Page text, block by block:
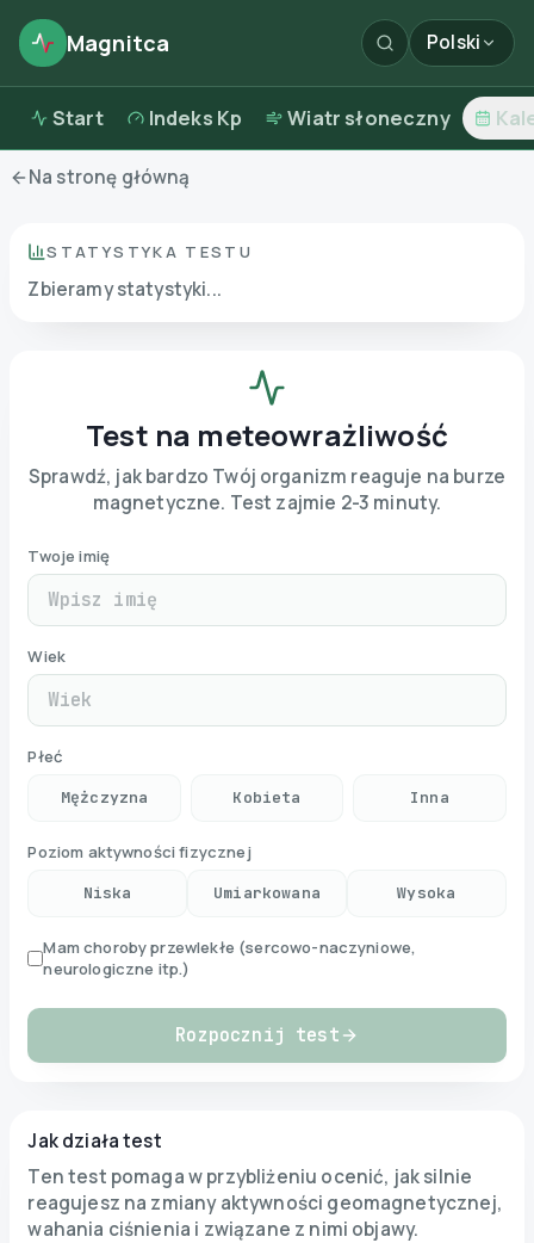
Magnitca Polski
Start Indeks Kp Wiatr słoneczny
Na stronę główną
STATYSTYKA TESTU
Zbieramy statystyki...
Test na meteowrażliwość
Sprawdź, jak bardzo Twój organizm reaguje na burze
magnetyczne. Test zajmie 2-3 minuty.
Twoje imię
Wiek
Płeć
Mężczyzna Kobieta Inna
Poziom aktywności fizycznej
Niska Umiarkowana Wysoka
Mam choroby przewlekłe (sercowo-naczyniowe,
neurologiczne itp.)
Rozpocznij test
Jak działa test
Ten test pomaga w przybliżeniu ocenić, jak silnie
reagujesz na zmiany aktywności geomagnetycznej,
wahania ciśnienia i związane z nimi objawy.